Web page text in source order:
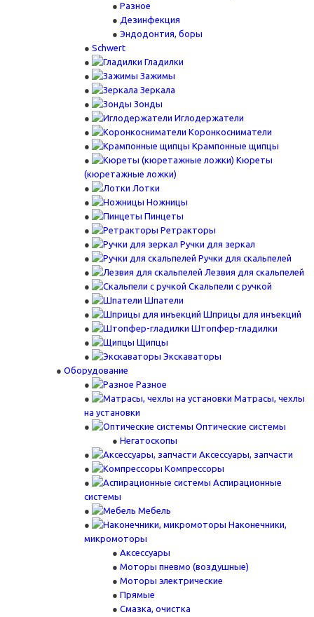
Разное
Дезинфекция
Эндодонтия, боры
Schwert
Гладилки
Зажимы
Зеркала
Зонды
Иглодержатели
Коронкосниматели
Крампонные щипцы
Кюреты
(кюретажные ложки)
Лотки
Ножницы
Пинцеты
Ретракторы
Ручки для зеркал
Ручки для скальпелей
Лезвия для скальпелей
Скальпели с ручкой
Шпатели
Шприцы для инъекций
Штопфер-гладилки
Щипцы
Экскаваторы
Оборудование
Разное
Матрасы, чехлы
на установки
Оптические системы
Негатоскопы
Аксессуары, запчасти
Компрессоры
Аспирационные
системы
Мебель
Наконечники,
микромоторы
Аксессуары
Моторы пневмо (воздушные)
Моторы электрические
Прямые
Смазка, очистка